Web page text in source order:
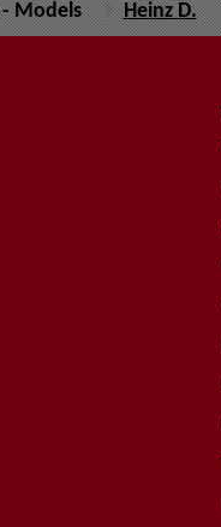
Models Heinz D.